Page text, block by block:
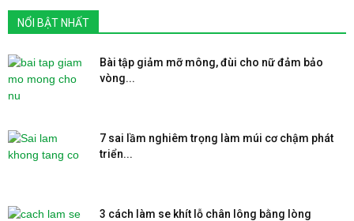
NỔI BẬT NHẤT
Bài tập giảm mỡ mông, đùi cho nữ đảm bảo
vòng...
7 sai lầm nghiêm trọng làm múi cơ chậm phát
triển...
3 cách làm se khít lỗ chân lông bằng lòng